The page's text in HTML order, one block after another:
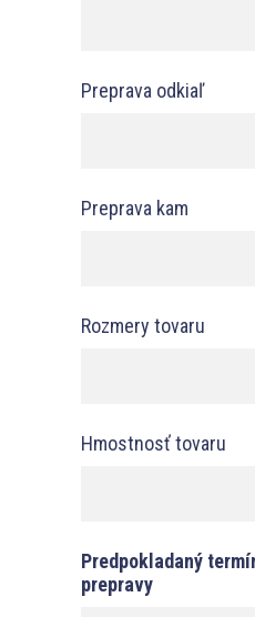
Preprava odkiaľ
Preprava kam
Rozmery tovaru
Hmostnosť tovaru
Predpokladaný
prepravy